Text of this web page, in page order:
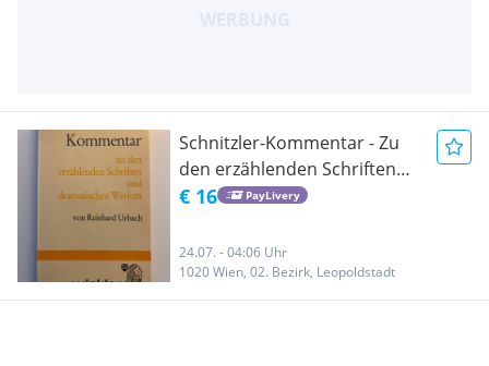
Schnitzler-Kommentar - Zu
den erzählenden Schriften
und dramatischen Werken -
Verlag
€ 16 PayLivery
24.07. - 04:06 Uhr
1020 Wien, 02. Bezirk, Leopoldstadt